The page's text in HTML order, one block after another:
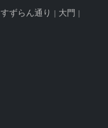
すずらん通り
大門